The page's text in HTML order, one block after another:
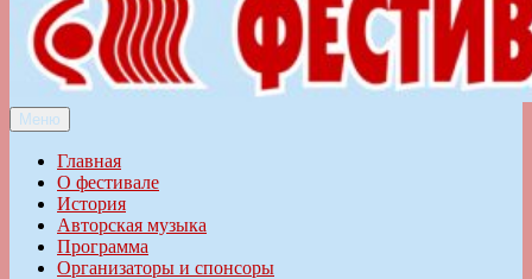
Ильменский фестиваль авторской песни
Меню
Главная
О фестивале
История
Авторская музыка
Программа
Организаторы и спонсоры